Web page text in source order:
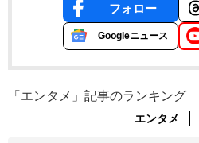
フォロー
Googleニュース
「エンタメ」記事のランキング
エンタメ